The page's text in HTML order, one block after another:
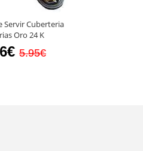
Servir Cuberteria
Oro 24 K
5.95€